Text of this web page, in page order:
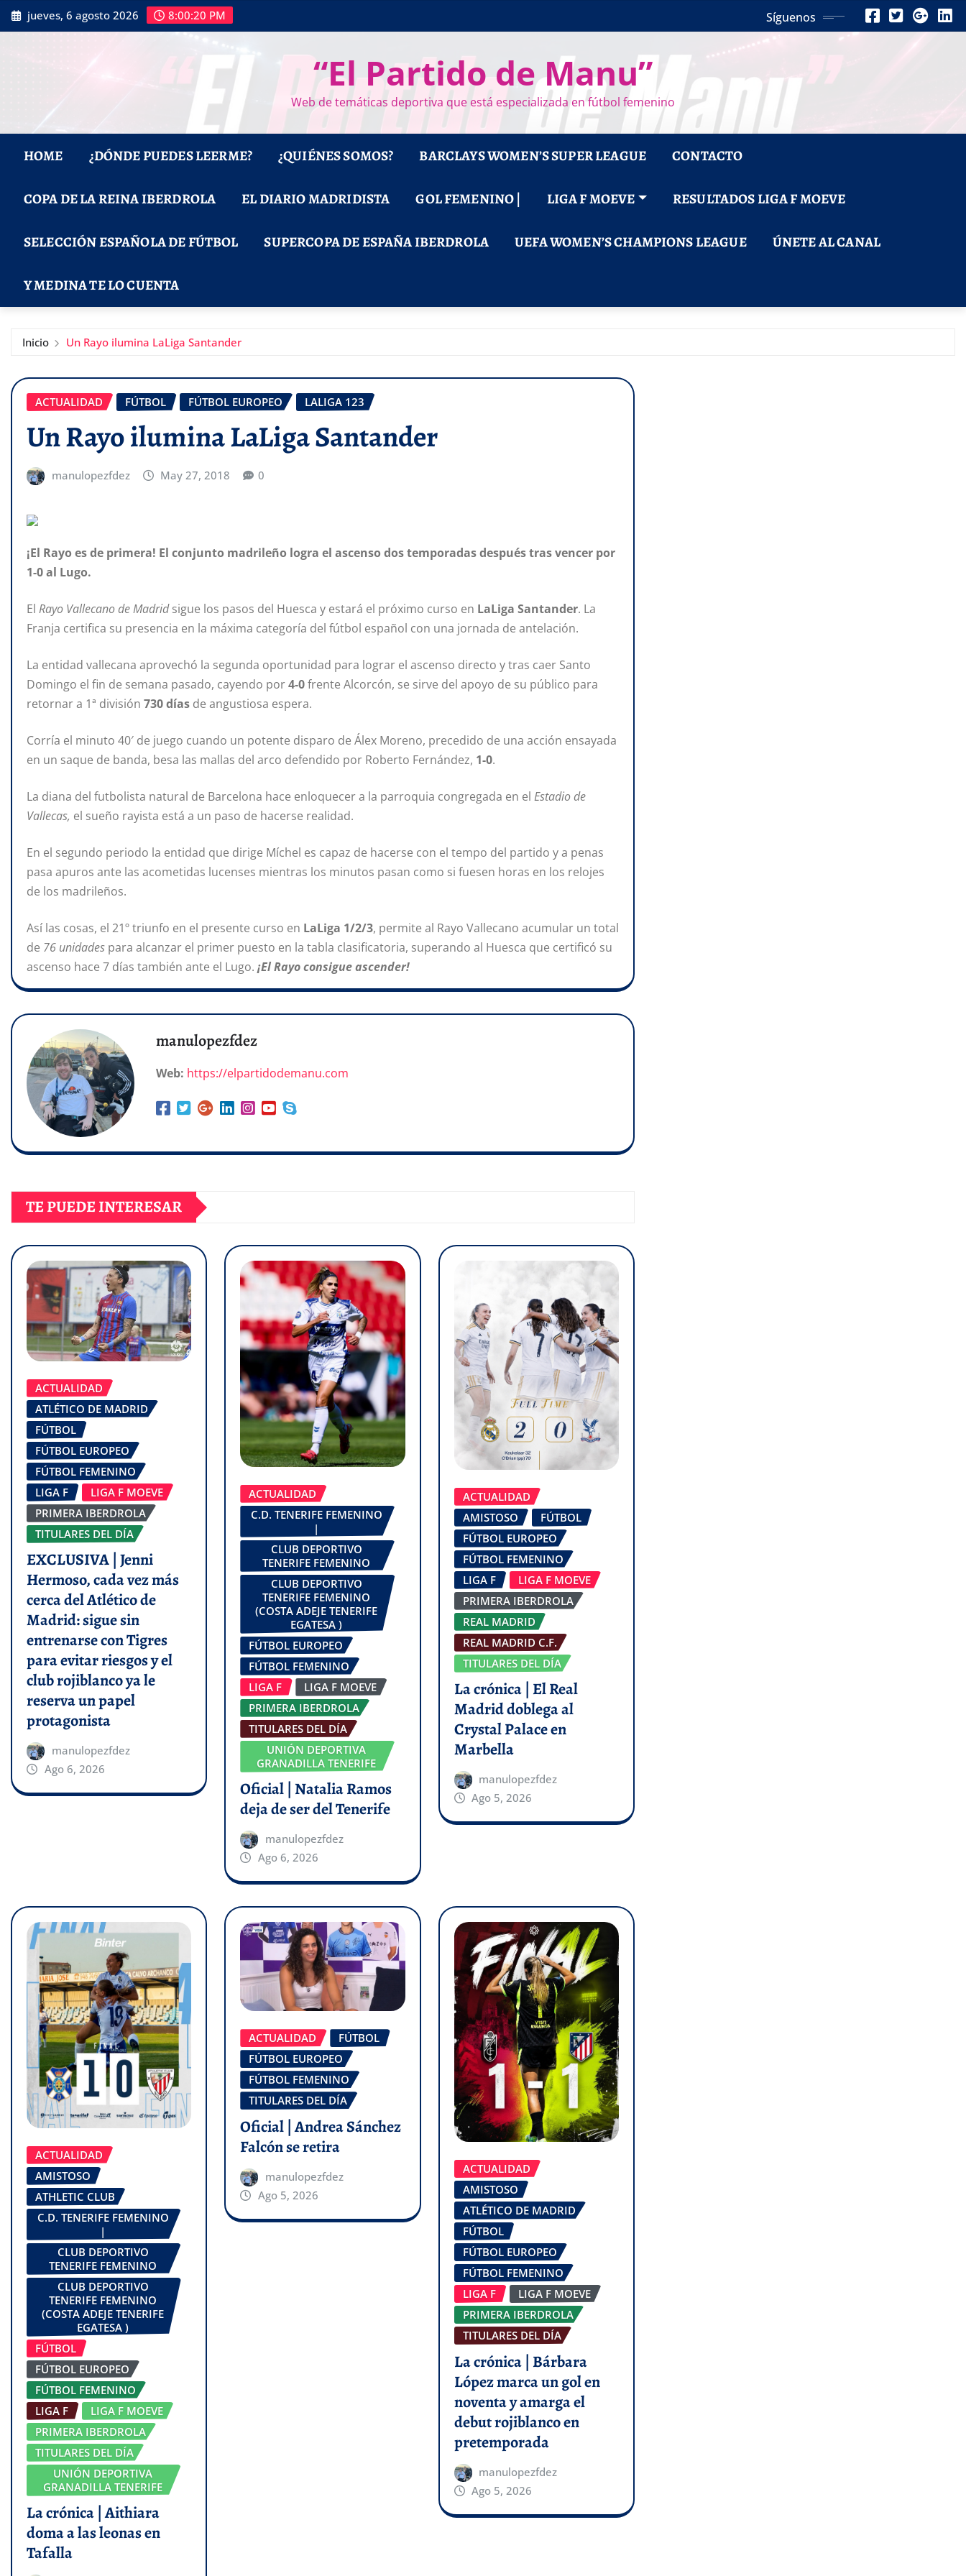
Saltar
al
jueves, 6 agosto 2026 8:00:21 PM Síguenos
“El Partido de Manu”
Web de temáticas deportiva que está especializada en fútbol femenino
HOME ¿DÓNDE PUEDES LEERME? ¿QUIÉNES SOMOS? BARCLAYS WOMEN’S SUPER LEAGUE CONTACTO
COPA DE LA REINA IBERDROLA EL DIARIO MADRIDISTA GOL FEMENINO | LIGA F MOEVE RESULTADOS LIGA F MOEVE
SELECCIÓN ESPAÑOLA DE FÚTBOL SUPERCOPA DE ESPAÑA IBERDROLA UEFA WOMEN’S CHAMPIONS LEAGUE ÚNETE AL CANAL
Y MEDINA TE LO CUENTA
Inicio Un Rayo ilumina LaLiga Santander
ACTUALIDAD FÚTBOL FÚTBOL EUROPEO LALIGA 123
Un Rayo ilumina LaLiga Santander
manulopezfdez May 27, 2018 0
¡El Rayo es de primera! El conjunto madrileño logra el ascenso dos temporadas después tras vencer por
1-0 al Lugo.
El Rayo Vallecano de Madridsigue los pasos del Huesca y estará el próximo curso en LaLiga Santander. La
Franja certifica su presencia en la máxima categoría del fútbol español con una jornada de antelación.
La entidad vallecana aprovechó la segunda oportunidad para lograr el ascenso directo y tras caer Santo
Domingo el fin de semana pasado, cayendo por4-0frente Alcorcón, se sirve del apoyo de su público para
retornar a 1ª división 730 días de angustiosa espera.
Corría el minuto 40′ de juego cuando un potente disparo de Álex Moreno, precedido de una acción ensayada
en un saque de banda, besa las mallas del arco defendido por Roberto Fernández, 1-0.
La diana del futbolista natural de Barcelona hace enloquecer a la parroquia congregada en el Estadio de
Vallecas, el sueño rayista está a un paso de hacerse realidad.
En el segundo periodo la entidad que dirige Míchel es capaz de hacerse con el tempo del partido y a penas
pasa apuros ante las acometidas lucenses mientras los minutos pasan como si fuesen horas en los relojes
de los madrileños.
Así las cosas, el 21º triunfo en el presente curso en LaLiga 1/2/3, permite al Rayo Vallecano acumular un total
de 76 unidades para alcanzar el primer puesto en la tabla clasificatoria, superando al Huesca que certificó su
ascenso hace 7 días también ante el Lugo. ¡El Rayo consigue ascender!
manulopezfdez
Web: https://elpartidodemanu.com
TE PUEDE INTERESAR
ACTUALIDAD
ATLÉTICO DE MADRID
FÚTBOL
FÚTBOL EUROPEO
FÚTBOL FEMENINO
LIGA F
LIGA F MOEVE
PRIMERA IBERDROLA
TITULARES DEL DÍA
EXCLUSIVA | Jenni
Hermoso, cada vez más
cerca del Atlético de
Madrid: sigue sin
entrenarse con Tigres
para evitar riesgos y el
club rojiblanco ya le
reserva un papel
protagonista
manulopezfdez
Ago 6, 2026
ACTUALIDAD
C.D. TENERIFE FEMENINO
|
CLUB DEPORTIVO
TENERIFE FEMENINO
CLUB DEPORTIVO
TENERIFE FEMENINO
(COSTA ADEJE TENERIFE
EGATESA )
FÚTBOL EUROPEO
FÚTBOL FEMENINO
LIGA F
LIGA F MOEVE
PRIMERA IBERDROLA
TITULARES DEL DÍA
UNIÓN DEPORTIVA
GRANADILLA TENERIFE
Oficial | Natalia Ramos
deja de ser del Tenerife
manulopezfdez
Ago 6, 2026
ACTUALIDAD
AMISTOSO
FÚTBOL
FÚTBOL EUROPEO
FÚTBOL FEMENINO
LIGA F
LIGA F MOEVE
PRIMERA IBERDROLA
REAL MADRID
REAL MADRID C.F.
TITULARES DEL DÍA
La crónica | El Real
Madrid doblega al
Crystal Palace en
Marbella
manulopezfdez
Ago 5, 2026
ACTUALIDAD
AMISTOSO
ATHLETIC CLUB
C.D. TENERIFE FEMENINO
|
CLUB DEPORTIVO
TENERIFE FEMENINO
CLUB DEPORTIVO
TENERIFE FEMENINO
(COSTA ADEJE TENERIFE
EGATESA )
FÚTBOL
FÚTBOL EUROPEO
FÚTBOL FEMENINO
LIGA F
LIGA F MOEVE
PRIMERA IBERDROLA
TITULARES DEL DÍA
UNIÓN DEPORTIVA
GRANADILLA TENERIFE
La crónica | Aithiara
doma a las leonas en
Tafalla
ACTUALIDAD
FÚTBOL
FÚTBOL EUROPEO
FÚTBOL FEMENINO
TITULARES DEL DÍA
Oficial | Andrea Sánchez
Falcón se retira
manulopezfdez
Ago 5, 2026
ACTUALIDAD
AMISTOSO
ATLÉTICO DE MADRID
FÚTBOL
FÚTBOL EUROPEO
FÚTBOL FEMENINO
LIGA F
LIGA F MOEVE
PRIMERA IBERDROLA
TITULARES DEL DÍA
La crónica | Bárbara
López marca un gol en
noventa y amarga el
debut rojiblanco en
pretemporada
manulopezfdez
Ago 5, 2026